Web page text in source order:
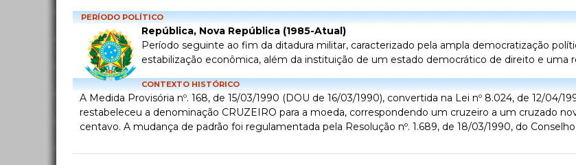
PERÍODO POLÍTICO
República, Nova República (1985-Atual)
Período seguinte ao fim da ditadura militar, caracterizado pela ampla democratização
estabilização econômica, além da instituição de um estado democrático de direito e uma
CONTEXTO HISTÓRICO
A Medida Provisória nº. 168, de 15/03/1990 (DOU de 16/03/1990), convertida na Lei nº 8.024, de 12/04/
restabeleceu a denominação CRUZEIRO para a moeda, correspondendo um cruzeiro a um cruzado
centavo. A mudança de padrão foi regulamentada pela Resolução nº. 1.689, de 18/03/1990, do